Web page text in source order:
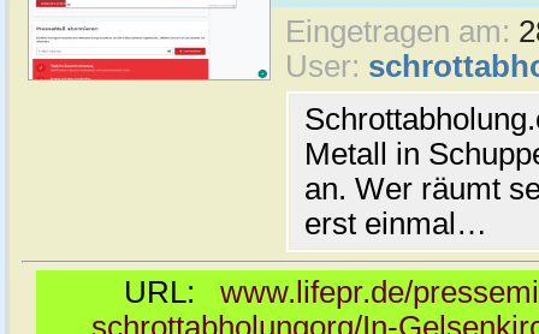
Eingetragen am:
User:
Metall in
an. Wer räumt
erst einmal…
URL: www.lifepr.de/
schrottabholungorg/In-